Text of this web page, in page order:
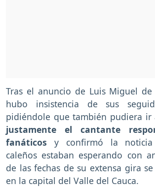
Tras el anuncio de Luis Miguel
hubo insistencia de sus
pidiéndole que también pudiera ir
justamente el cantante
fanáticos y confirmó la
caleños estaban esperando con
de las fechas de su extensa gira
en la capital del Valle del Cauca.